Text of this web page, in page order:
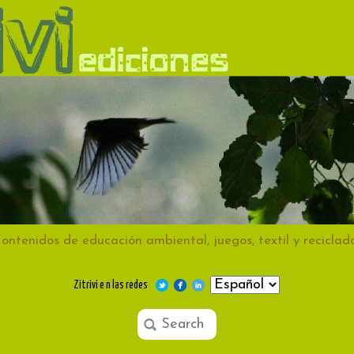
de educación ambiental, juegos, textil y
Zitrivi e n las redes